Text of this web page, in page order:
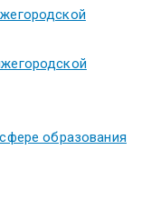
образования